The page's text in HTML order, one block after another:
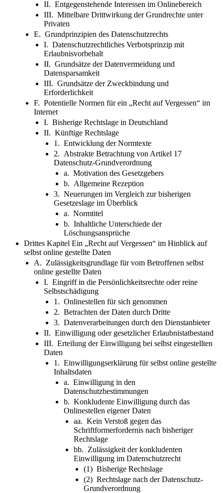
II. Entgegenstehende Interessen im Onlinebereich
III. Mittelbare Drittwirkung der Grundrechte unter
Privaten
E. Grundprinzipien des Datenschutzrechts
I. Datenschutzrechtliches Verbotsprinzip mit
Erlaubnisvorbehalt
II. Grundsätze der Datenvermeidung und
Datensparsamkeit
III. Grundsätze der Zweckbindung und
Erforderlichkeit
F. Potentielle Normen für ein „Recht auf Vergessen“ im
Internet
I. Bisherige Rechtslage in Deutschland
II. Künftige Rechtslage
1. Entwicklung der Normtexte
2. Abstrakte Betrachtung von Artikel 17
Datenschutz-Grundverordnung
a. Motivation des Gesetzgebers
b. Allgemeine Rezeption
3. Neuerungen im Vergleich zur bisherigen
Gesetzeslage im Überblick
a. Normtitel
b. Inhaltliche Unterschiede der
Löschungsansprüche
Drittes Kapitel Ein „Recht auf Vergessen“ im Hinblick auf
selbst online gestellte Daten
A. Zulässigkeitsgrundlage für vom Betroffenen selbst
online gestellte Daten
I. Eingriff in die Persönlichkeitsrechte oder reine
Selbstschädigung
1. Onlinestellen für sich genommen
2. Betrachten der Daten durch Dritte
3. Datenverarbeitungen durch den Dienstanbieter
II. Einwilligung oder gesetzlicher Erlaubnistatbestand
III. Erteilung der Einwilligung bei selbst eingestellten
Daten
1. Einwilligungserklärung für selbst online gestellte
Inhaltsdaten
a. Einwilligung in den
Datenschutzbestimmungen
b. Konkludente Einwilligung durch das
Onlinestellen eigener Daten
aa. Kein Verstoß gegen das
Schriftformerfordernis nach bisheriger
Rechtslage
bb. Zulässigkeit der konkludenten
Einwilligung im Datenschutzrecht
(1) Bisherige Rechtslage
(2) Rechtslage nach der Datenschutz-
Grundverordnung